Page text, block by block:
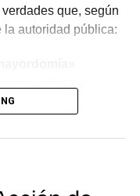
que, según
la autoridad pública:
a la
o
lo privado. «Los